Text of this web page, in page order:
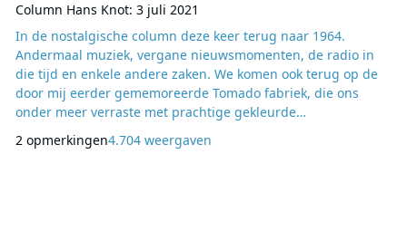
Column Hans Knot: 3 juli 2021
In de nostalgische column deze keer terug naar 1964.
Andermaal muziek, vergane nieuwsmomenten, de radio in
die tijd en enkele andere zaken. We komen ook terug op de
door mij eerder gememoreerde Tomado fabriek, die ons
onder meer verraste met prachtige gekleurde
vorige eeuw sierden. Het jaar 1964 had vele
2 opmerkingen4.704 weergaven